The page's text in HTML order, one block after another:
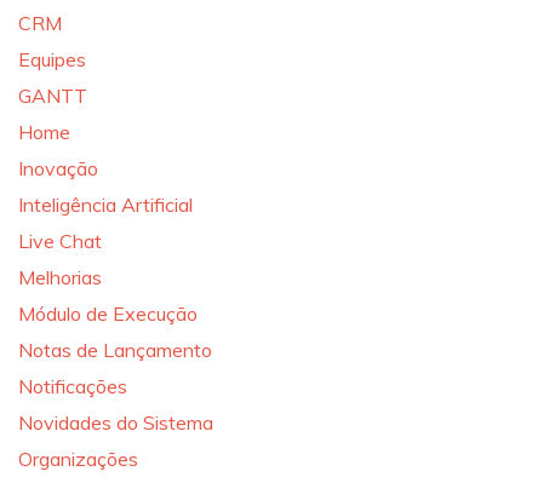
CRM
Equipes
GANTT
Home
Inovação
Inteligência Artificial
Live Chat
Melhorias
Módulo de Execução
Notas de Lançamento
Notificações
Novidades do Sistema
Organizações